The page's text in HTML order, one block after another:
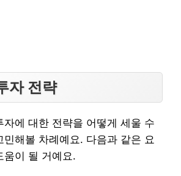
자 전략
자에 대한 전략을 어떻게 세울 수
민해볼 차례예요. 다음과 같은 요
움이 될 거예요.